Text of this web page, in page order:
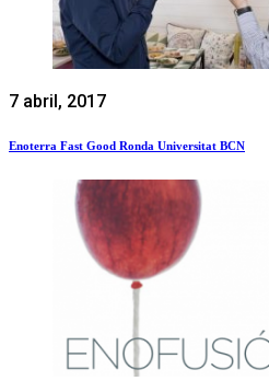
7 abril, 2017
Enoterra Fast Good Ronda Universitat BCN